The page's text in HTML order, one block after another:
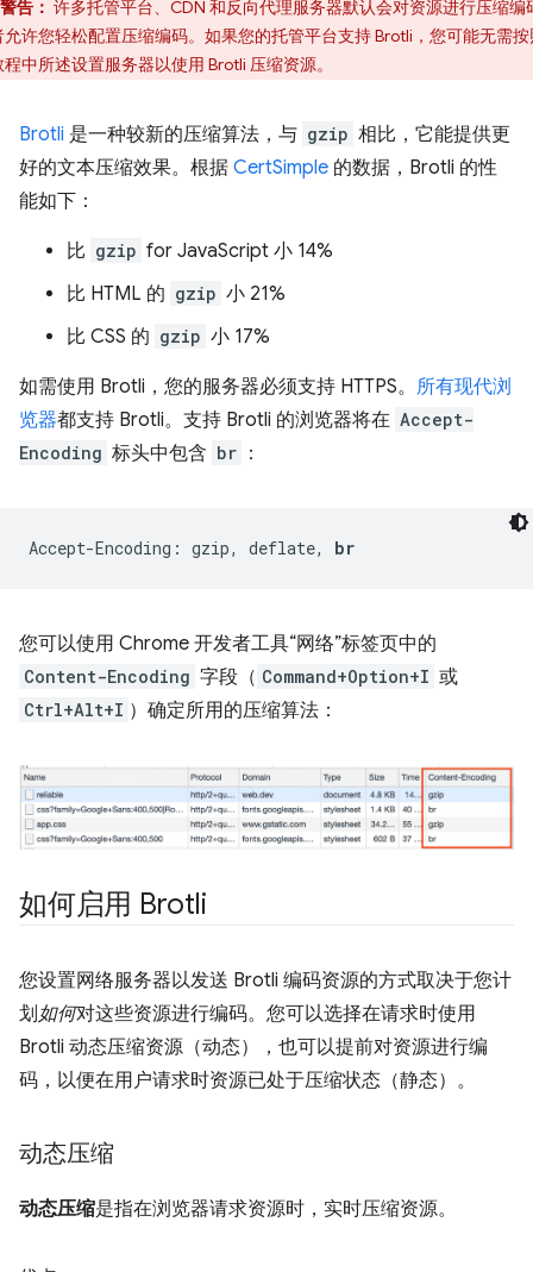
警告： 许多托管平台、CDN 和反向代理服务器默认会对资源进行压缩编
允许您轻松配置压缩编码。如果您的托管平台支持 Brotli，您可能无需按
中所述设置服务器以使用 Brotli 压缩资源。
Brotli 是一种较新的压缩算法，与 gzip 相比，它能提供更
好的文本压缩效果。根据 CertSimple 的数据，Brotli 的性
能如下：
比 gzip for JavaScript 小 14%
比 HTML 的 gzip 小 21%
比 CSS 的 gzip 小 17%
如需使用 Brotli，您的服务器必须支持 HTTPS。 所有现代浏
览器都支持 Brotli。支持 Brotli 的浏览器将在 Accept-
Encoding 标头中包含 br ：
Accept-Encoding: gzip, deflate, br
您可以使用 Chrome 开发者工具“网络”标签页中的
Content-Encoding 字段（ Command+Option+I 或
Ctrl+Alt+I ）确定所用的压缩算法：
如何启用 Brotli
您设置网络服务器以发送 Brotli 编码资源的方式取决于您计
划如何对这些资源进行编码。您可以选择在请求时使用
Brotli 动态压缩资源（动态），也可以提前对资源进行编
码，以便在用户请求时资源已处于压缩状态（静态）。
动态压缩
动态压缩是指在浏览器请求资源时，实时压缩资源。